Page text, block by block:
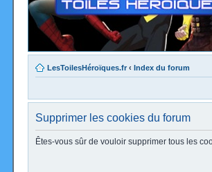
LesToilesHéroïques.fr ‹ Index du forum
Supprimer les cookies du forum
Êtes-vous sûr de vouloir supprimer tous les